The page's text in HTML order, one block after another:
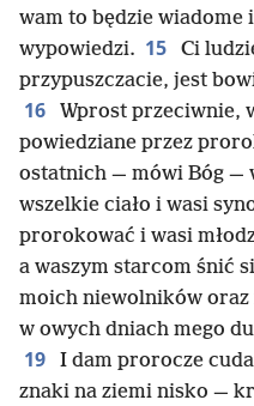
wam to będzie wiadome
wypowiedzi. 15 Ci
przypuszczacie, jest
16
Wprost przeciwnie,
powiedziane przez
ostatnich — mówi Bóg —
wszelkie ciało i wasi
prorokować i wasi
a waszym starcom śnić
moich niewolników
w owych dniach mego
19
I dam prorocze
znaki na ziemi nisko —